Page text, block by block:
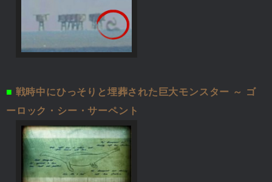
■ 戦時中にひっそりと埋葬された巨大モンスター ～ ゴ
ーロック・シー・サーペント